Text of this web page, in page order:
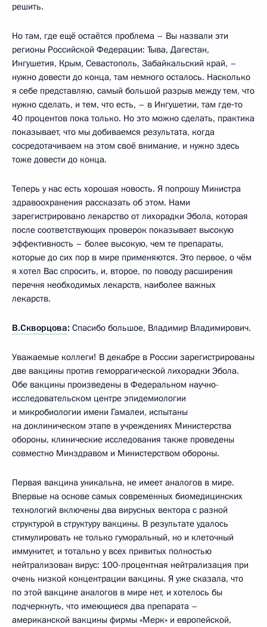
решить.
Но там, где ещё остаётся проблема – Вы назвали эти
регионы Российской Федерации: Тыва, Дагестан,
Ингушетия, Крым, Севастополь, Забайкальский край, –
нужно довести до конца, там немного осталось. Насколько
я себе представляю, самый большой разрыв между тем, что
нужно сделать, и тем, что есть, – в Ингушетии, там где‑то
40 процентов пока только. Но это можно сделать, практика
показывает, что мы добиваемся результата, когда
сосредотачиваем на этом своё внимание, и нужно здесь
тоже довести до конца.
Теперь у нас есть хорошая новость. Я попрошу Министра
здравоохранения рассказать об этом. Нами
зарегистрировано лекарство от лихорадки Эбола, которая
после соответствующих проверок показывает высокую
эффективность – более высокую, чем те препараты,
которые до сих пор в мире применяются. Это первое, о чём
я хотел Вас спросить, и, второе, по поводу расширения
перечня необходимых лекарств, наиболее важных
лекарств.
В.Скворцова: Спасибо большое, Владимир Владимирович.
Уважаемые коллеги! В декабре в России зарегистрированы
две вакцины против геморрагической лихорадки Эбола.
Обе вакцины произведены в Федеральном научно-
исследовательском центре эпидемиологии
и микробиологии имени Гамалеи, испытаны
на доклиническом этапе в учреждениях Министерства
обороны, клинические исследования также проведены
совместно Минздравом и Министерством обороны.
Первая вакцина уникальна, не имеет аналогов в мире.
Впервые на основе самых современных биомедицинских
технологий включены два вирусных вектора с разной
структурой в структуру вакцины. В результате удалось
стимулировать не только гуморальный, но и клеточный
иммунитет, и тотально у всех привитых полностью
нейтрализован вирус: 100-процентная нейтрализация при
очень низкой концентрации вакцины. Я уже сказала, что
по этой вакцине аналогов в мире нет, и хотелось бы
подчеркнуть, что имеющиеся два препарата –
американской вакцины фирмы «Мерк» и европейской,